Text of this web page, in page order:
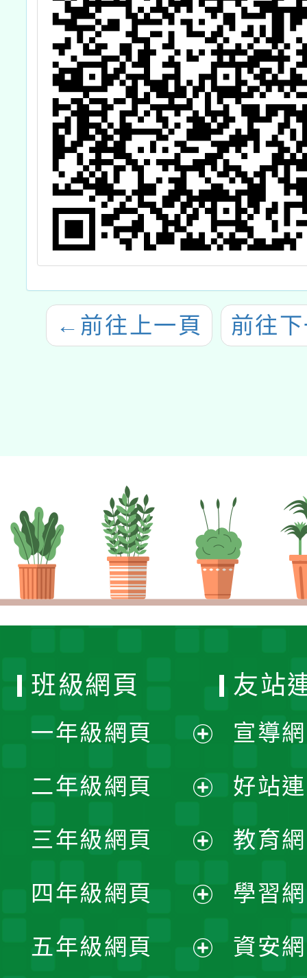
← 前往上一頁 前往
班級網頁
一年級網頁
開
選
單
二年級網頁
開
選
單
三年級網頁
開
選
四年級網頁
開
五年級網頁
友站
宣導
好站
教育
學習
資安